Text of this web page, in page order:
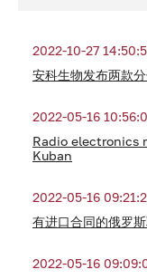
2022-10-27
安科生物发布两款分
2022-05-16
Radio electronics
Kuban
2022-05-16
有进口合同的俄罗
2022-05-16